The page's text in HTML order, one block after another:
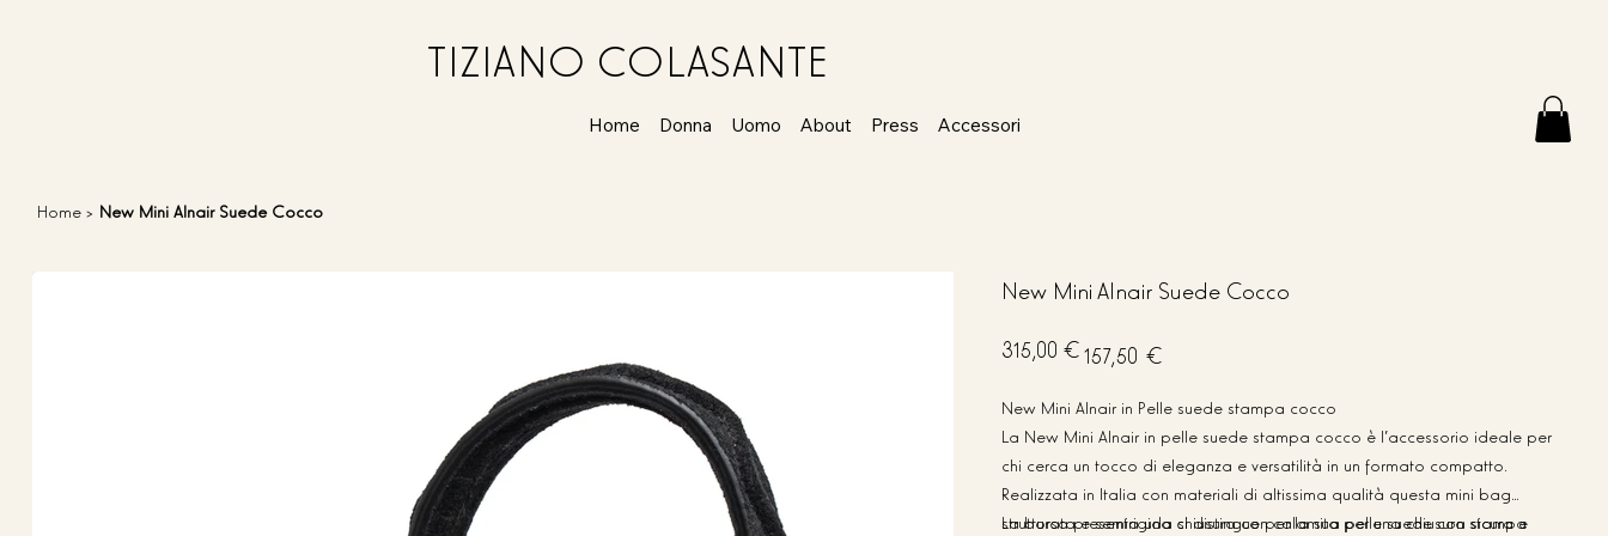
TIZIANO COLASANTE
Home Donna Uomo About Press Accessori
Home > New Mini Alnair Suede Cocco
New Mini Alnair Suede Cocco
Prezzo
originale
315,00 € scontato
157,50 €
New Mini Alnair in Pelle suede stampa cocco
La New Mini Alnair in pelle suede stampa cocco è l'accessorio ideale per
chi cerca un tocco di eleganza e versatilità in un formato compatto.
Realizzata in Italia con materiali di altissima qualità questa mini bag
strutturata e semirigida si distingue per la sua pelle suede con stampa
La borsa presenta una chiusura con calamita per una chiusura sicura e